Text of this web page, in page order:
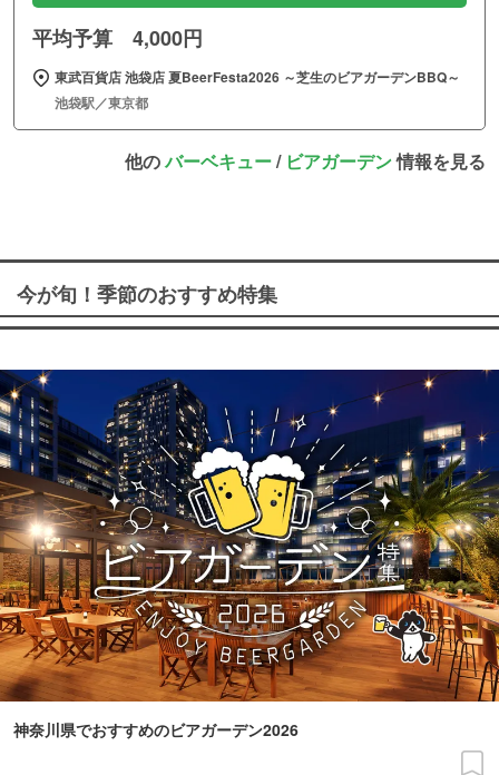
平均予算 4,000円
東武百貨店 池袋店 夏BeerFesta2026 ～芝生のビアガーデンBBQ～
池袋駅／東京都
他のバーベキュー/ ビアガーデン情報を見る
今が旬！季節のおすすめ特集
神奈川県でおすすめのビアガーデン2026